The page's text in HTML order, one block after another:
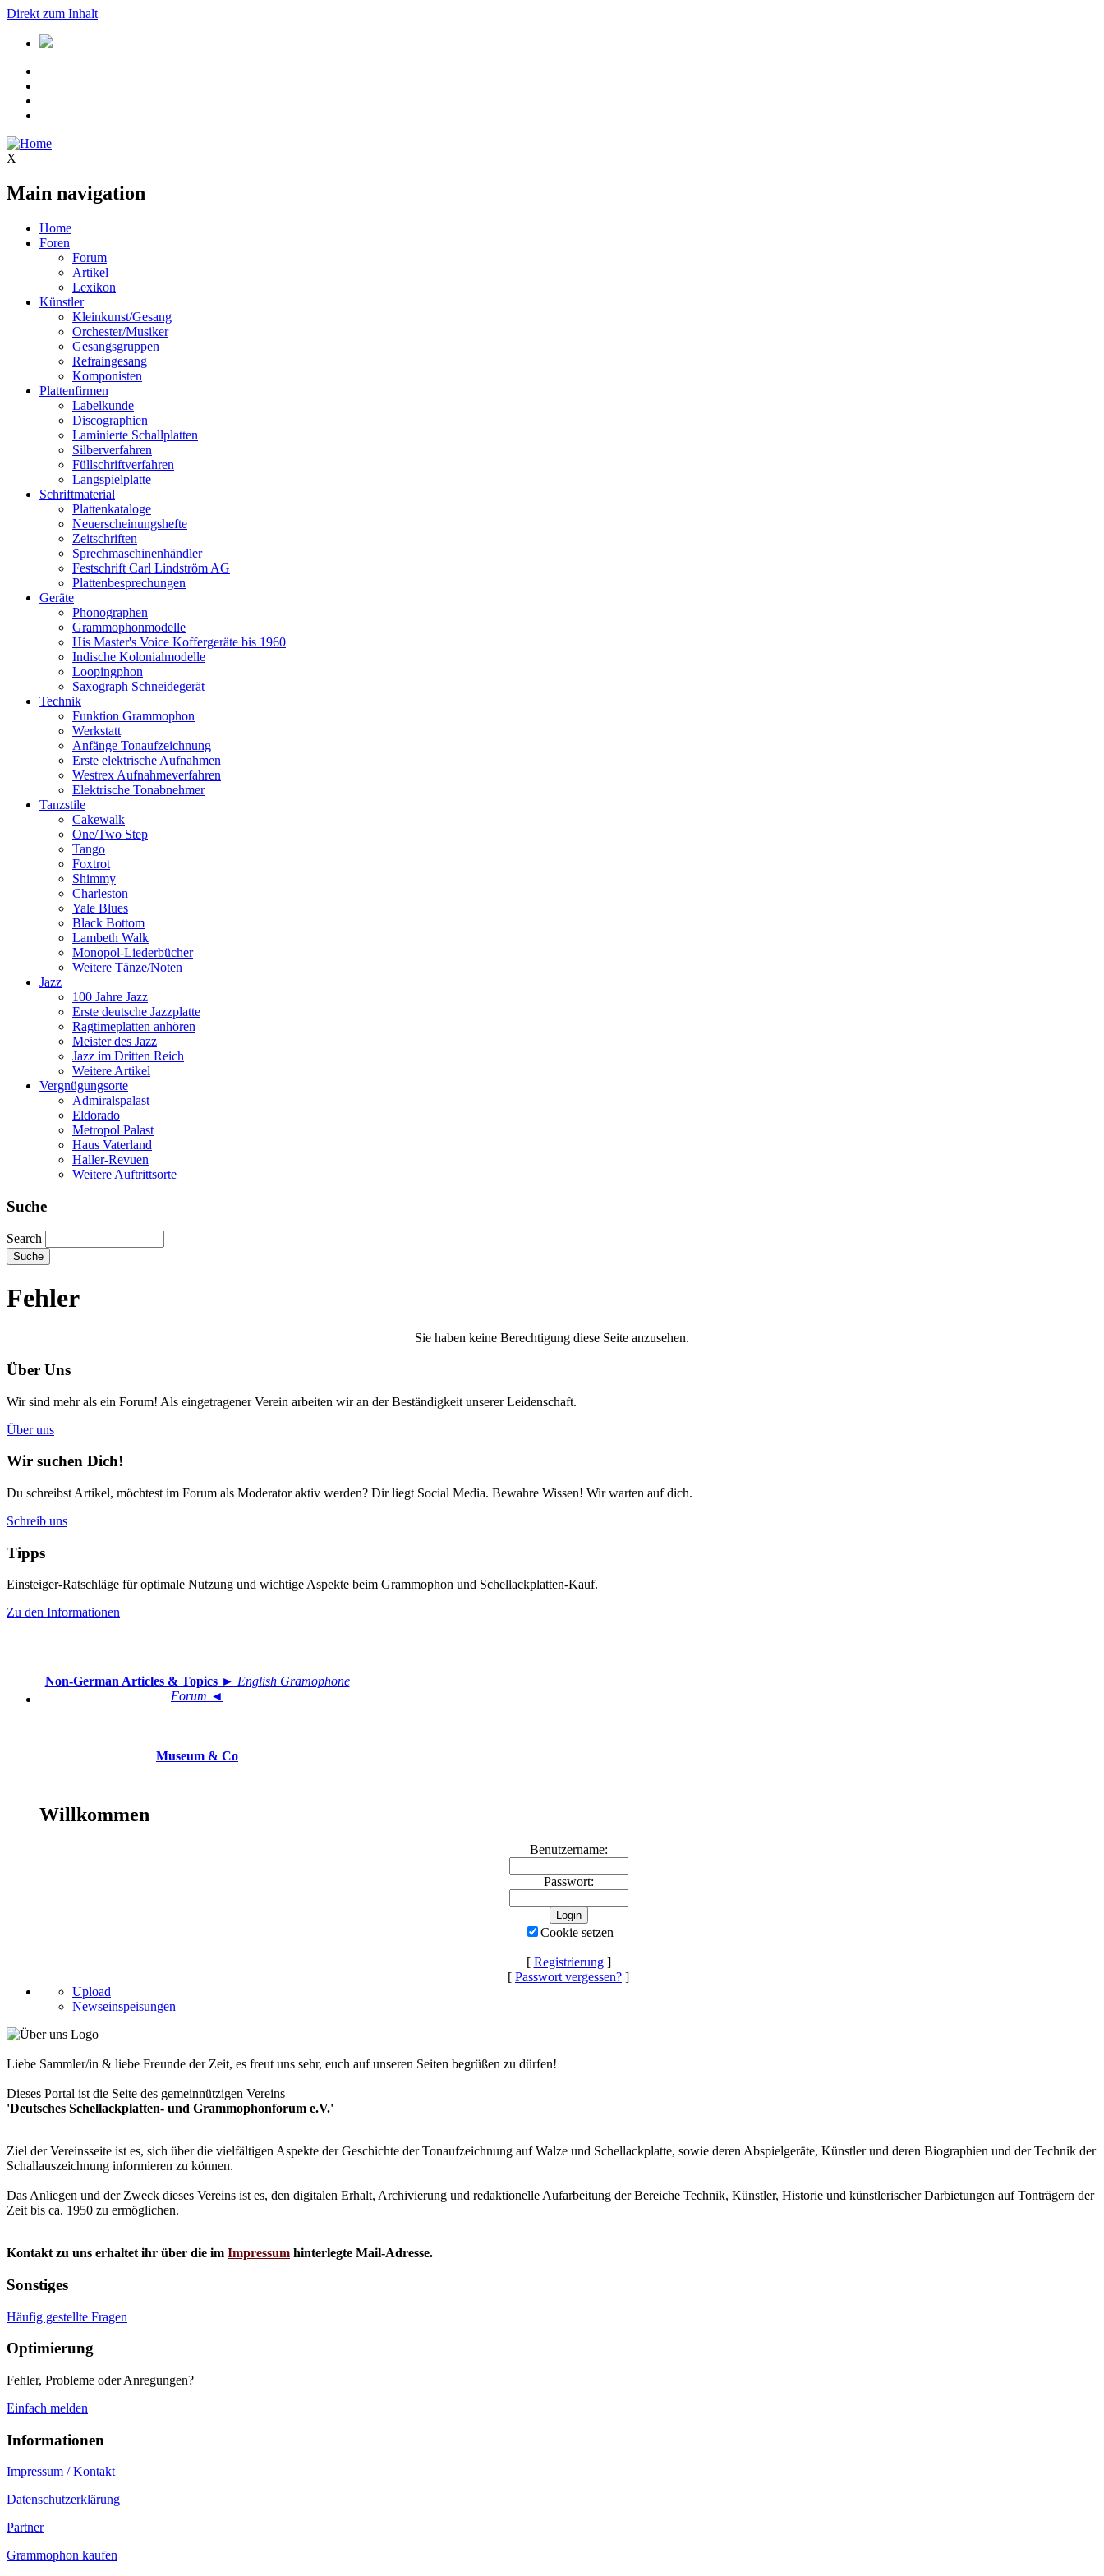
Direkt zum Inhalt
X
Main navigation
Home
Foren
Forum
Artikel
Lexikon
Künstler
Kleinkunst/Gesang
Orchester/Musiker
Gesangsgruppen
Refraingesang
Komponisten
Plattenfirmen
Labelkunde
Discographien
Laminierte Schallplatten
Silberverfahren
Füllschriftverfahren
Langspielplatte
Schriftmaterial
Plattenkataloge
Neuerscheinungshefte
Zeitschriften
Sprechmaschinenhändler
Festschrift Carl Lindström AG
Plattenbesprechungen
Geräte
Phonographen
Grammophonmodelle
His Master's Voice Koffergeräte bis 1960
Indische Kolonialmodelle
Loopingphon
Saxograph Schneidegerät
Technik
Funktion Grammophon
Werkstatt
Anfänge Tonaufzeichnung
Erste elektrische Aufnahmen
Westrex Aufnahmeverfahren
Elektrische Tonabnehmer
Tanzstile
Cakewalk
One/Two Step
Tango
Foxtrot
Shimmy
Charleston
Yale Blues
Black Bottom
Lambeth Walk
Monopol-Liederbücher
Weitere Tänze/Noten
Jazz
100 Jahre Jazz
Erste deutsche Jazzplatte
Ragtimeplatten anhören
Meister des Jazz
Jazz im Dritten Reich
Weitere Artikel
Vergnügungsorte
Admiralspalast
Eldorado
Metropol Palast
Haus Vaterland
Haller-Revuen
Weitere Auftrittsorte
Suche
Search
Fehler
Sie haben keine Berechtigung diese Seite anzusehen.
Über Uns
Wir sind mehr als ein Forum! Als eingetragener Verein arbeiten wir an der Beständigkeit unserer Leidenschaft.
Über uns
Wir suchen Dich!
Du schreibst Artikel, möchtest im Forum als Moderator aktiv werden? Dir liegt Social Media. Bewahre Wissen! Wir warten auf dich.
Schreib uns
Tipps
Einsteiger-Ratschläge für optimale Nutzung und wichtige Aspekte beim Grammophon und Schellackplatten-Kauf.
Zu den Informationen
Non-German Articles & Topics► English Gramophone
Forum ◄
Museum & Co
Willkommen
Benutzername:
Passwort:
Cookie setzen
[ Registrierung]
[ Passwort vergessen? ]
Upload
Newseinspeisungen
Liebe Sammler/in & liebe Freunde der Zeit, es freut uns sehr, euch auf unseren Seiten begrüßen zu dürfen!
Dieses Portal ist die Seite des gemeinnützigen Vereins
'Deutsches Schellackplatten- und Grammophonforum e.V.'
Ziel der Vereinsseite ist es, sich über die vielfältigen Aspekte der Geschichte der Tonaufzeichnung auf Walze und Schellackplatte, sowie deren Abspielgeräte, Künstler und deren Biographien und der Technik der
Schallauszeichnung informieren zu können.
Das Anliegen und der Zweck dieses Vereins ist es, den digitalen Erhalt, Archivierung und redaktionelle Aufarbeitung der Bereiche Technik, Künstler, Historie und künstlerischer Darbietungen auf Tonträgern der
Zeit bis ca. 1950 zu ermöglichen.
Kontakt zu uns erhaltet ihr über die im Impressum hinterlegte Mail-Adresse.
Sonstiges
Häufig gestellte Fragen
Optimierung
Fehler, Probleme oder Anregungen?
Einfach melden
Informationen
Impressum / Kontakt
Datenschutzerklärung
Partner
Grammophon kaufen